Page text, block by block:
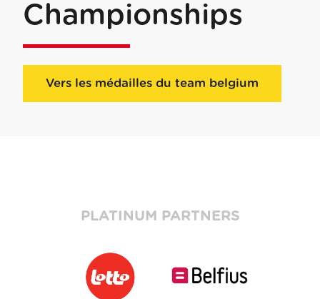
Championships
Vers les médailles du team belgium
PLATINUM PARTNERS